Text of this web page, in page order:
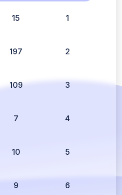
15 1
197 2
109 3
7 4
10 5
9 6